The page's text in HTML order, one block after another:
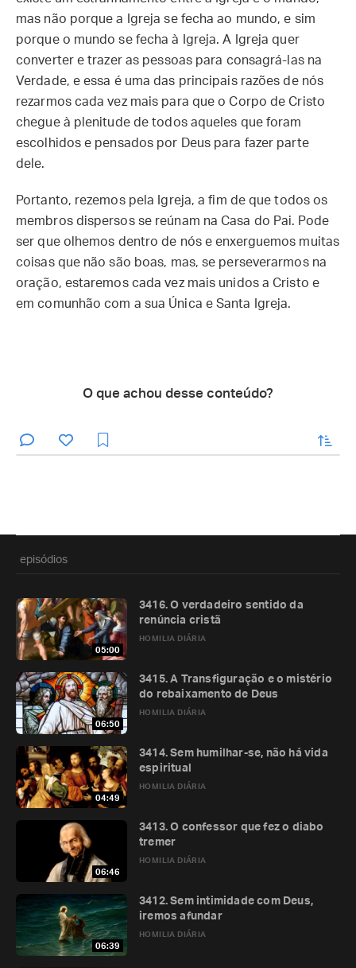
mas não porque a Igreja se fecha ao mundo, e sim
porque o mundo se fecha à Igreja. A Igreja quer
converter e trazer as pessoas para consagrá-las na
Verdade, e essa é uma das principais razões de nós
rezarmos cada vez mais para que o Corpo de Cristo
chegue à plenitude de todos aqueles que foram
escolhidos e pensados por Deus para fazer parte
dele.
Portanto, rezemos pela Igreja, a fim de que todos os
membros dispersos se reúnam na Casa do Pai. Pode
ser que olhemos dentro de nós e enxerguemos muitas
coisas que não são boas, mas, se perseverarmos na
oração, estaremos cada vez mais unidos a Cristo e
em comunhão com a sua Única e Santa Igreja.
O que achou desse conteúdo?
enviar
episódios
05:00
HOMILIA DIÁRIA
3416. O verdadeiro sentido da
renúncia cristã
06:50
HOMILIA DIÁRIA
3415. A Transfiguração e o mistério
do rebaixamento de Deus
04:49
HOMILIA DIÁRIA
3414. Sem humilhar-se, não há vida
espiritual
06:46
HOMILIA DIÁRIA
3413. O confessor que fez o diabo
tremer
06:39
HOMILIA DIÁRIA
3412. Sem intimidade com Deus,
iremos afundar